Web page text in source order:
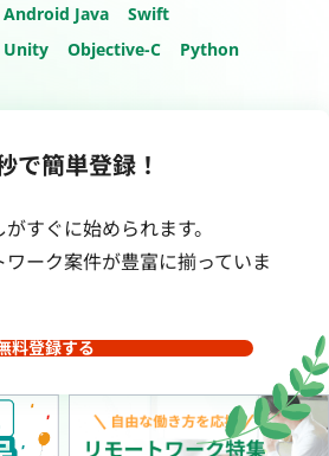
Android Java
Swift
Unity Objective-C Python
で簡単登録！
すぐに始められます。
ーク案件が豊富に揃っていま
料登録する